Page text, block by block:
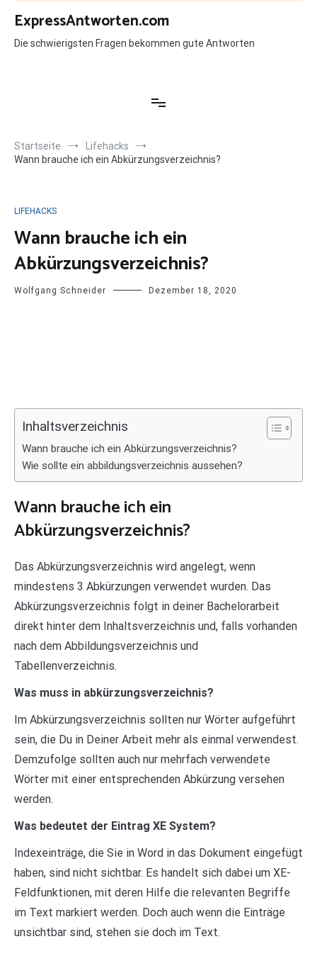
Zum
Inhalt
springen
ExpressAntworten.com
Die schwierigsten Fragen bekommen gute Antworten
Startseite
Lifehacks
Wann brauche ich ein Abkürzungsverzeichnis?
LIFEHACKS
Wann brauche ich ein
Abkürzungsverzeichnis?
Wolfgang Schneider Dezember 18, 2020
Inhaltsverzeichnis
Wann brauche ich ein Abkürzungsverzeichnis?
Wie sollte ein abbildungsverzeichnis aussehen?
Wann brauche ich ein
Abkürzungsverzeichnis?
Das Abkürzungsverzeichnis wird angelegt, wenn
mindestens 3 Abkürzungen verwendet wurden. Das
Abkürzungsverzeichnis folgt in deiner Bachelorarbeit
direkt hinter dem Inhaltsverzeichnis und, falls vorhanden
nach dem Abbildungsverzeichnis und
Tabellenverzeichnis.
Was muss in abkürzungsverzeichnis?
Im Abkürzungsverzeichnis sollten nur Wörter aufgeführt
sein, die Du in Deiner Arbeit mehr als einmal verwendest.
Demzufolge sollten auch nur mehrfach verwendete
Wörter mit einer entsprechenden Abkürzung versehen
werden.
Was bedeutet der Eintrag XE System?
Indexeinträge, die Sie in Word in das Dokument eingefügt
haben, sind nicht sichtbar. Es handelt sich dabei um XE-
Feldfunktionen, mit deren Hilfe die relevanten Begriffe
im Text markiert werden. Doch auch wenn die Einträge
unsichtbar sind, stehen sie doch im Text.